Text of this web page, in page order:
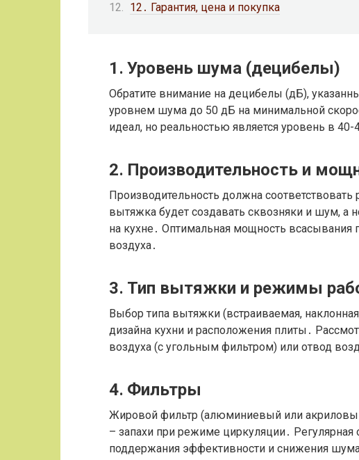
12․ Гарантия, цена и покупка
1․ Уровень шума (децибелы)
Обратите внимание на децибелы (дБ),
уровнем шума до 50 дБ на минимальной
идеал, но реальностью является уровень в 40-
2․ Производительность и
Производительность должна
вытяжка будет создавать сквозняки и шум, а
на кухне․ Оптимальная мощность всасывания
воздуха․
3․ Тип вытяжки и режимы
Выбор типа вытяжки (встраиваемая,
дизайна кухни и расположения плиты․
воздуха (с угольным фильтром) или отвод
4․ Фильтры
Жировой фильтр (алюминиевый или
– запахи при режиме циркуляции․
поддержания эффективности и снижения